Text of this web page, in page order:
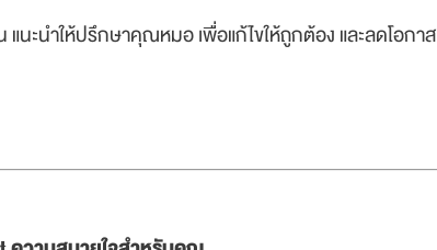
แนะนำให้ปรึกษาคุณหมอ เพื่อแก้ไขให้ถูกต้อง และลดโอกาส